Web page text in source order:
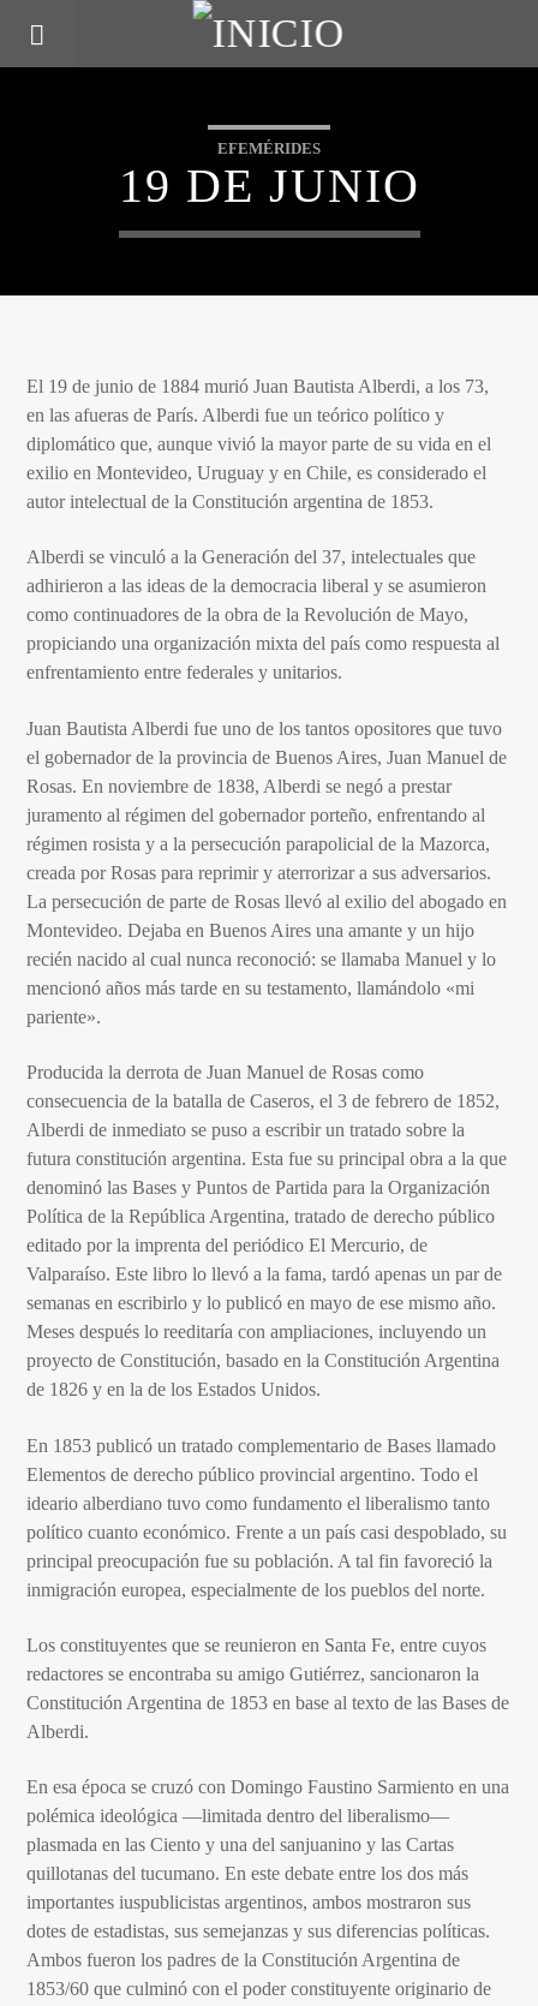
EFEMÉRIDES
19 DE JUNIO
El 19 de junio de 1884 murió Juan Bautista Alberdi, a los 73,
en las afueras de París. Alberdi fue un teórico político y
diplomático que, aunque vivió la mayor parte de su vida en el
exilio en Montevideo, Uruguay y en Chile, es considerado el
autor intelectual de la Constitución argentina de 1853.
Alberdi se vinculó a la Generación del 37, intelectuales que
adhirieron a las ideas de la democracia liberal y se asumieron
como continuadores de la obra de la Revolución de Mayo,
propiciando una organización mixta del país como respuesta al
enfrentamiento entre federales y unitarios.
Juan Bautista Alberdi fue uno de los tantos opositores que tuvo
el gobernador de la provincia de Buenos Aires, Juan Manuel de
Rosas. En noviembre de 1838, Alberdi se negó a prestar
juramento al régimen del gobernador porteño, enfrentando al
régimen rosista y a la persecución parapolicial de la Mazorca,
creada por Rosas para reprimir y aterrorizar a sus adversarios.
La persecución de parte de Rosas llevó al exilio del abogado en
Montevideo. Dejaba en Buenos Aires una amante y un hijo
recién nacido al cual nunca reconoció: se llamaba Manuel y lo
mencionó años más tarde en su testamento, llamándolo «mi
pariente».
Producida la derrota de Juan Manuel de Rosas como
consecuencia de la batalla de Caseros, el 3 de febrero de 1852,
Alberdi de inmediato se puso a escribir un tratado sobre la
futura constitución argentina. Esta fue su principal obra a la que
denominó las Bases y Puntos de Partida para la Organización
Política de la República Argentina, tratado de derecho público
editado por la imprenta del periódico El Mercurio, de
Valparaíso. Este libro lo llevó a la fama, tardó apenas un par de
semanas en escribirlo y lo publicó en mayo de ese mismo año.
Meses después lo reeditaría con ampliaciones, incluyendo un
proyecto de Constitución, basado en la Constitución Argentina
de 1826 y en la de los Estados Unidos.
En 1853 publicó un tratado complementario de Bases llamado
Elementos de derecho público provincial argentino. Todo el
ideario alberdiano tuvo como fundamento el liberalismo tanto
político cuanto económico. Frente a un país casi despoblado, su
principal preocupación fue su población. A tal fin favoreció la
inmigración europea, especialmente de los pueblos del norte.
Los constituyentes que se reunieron en Santa Fe, entre cuyos
redactores se encontraba su amigo Gutiérrez, sancionaron la
Constitución Argentina de 1853 en base al texto de las Bases de
Alberdi.
En esa época se cruzó con Domingo Faustino Sarmiento en una
polémica ideológica —limitada dentro del liberalismo—
plasmada en las Ciento y una del sanjuanino y las Cartas
quillotanas del tucumano. En este debate entre los dos más
importantes iuspublicistas argentinos, ambos mostraron sus
dotes de estadistas, sus semejanzas y sus diferencias políticas.
Ambos fueron los padres de la Constitución Argentina de
1853/60 que culminó con el poder constituyente originario de